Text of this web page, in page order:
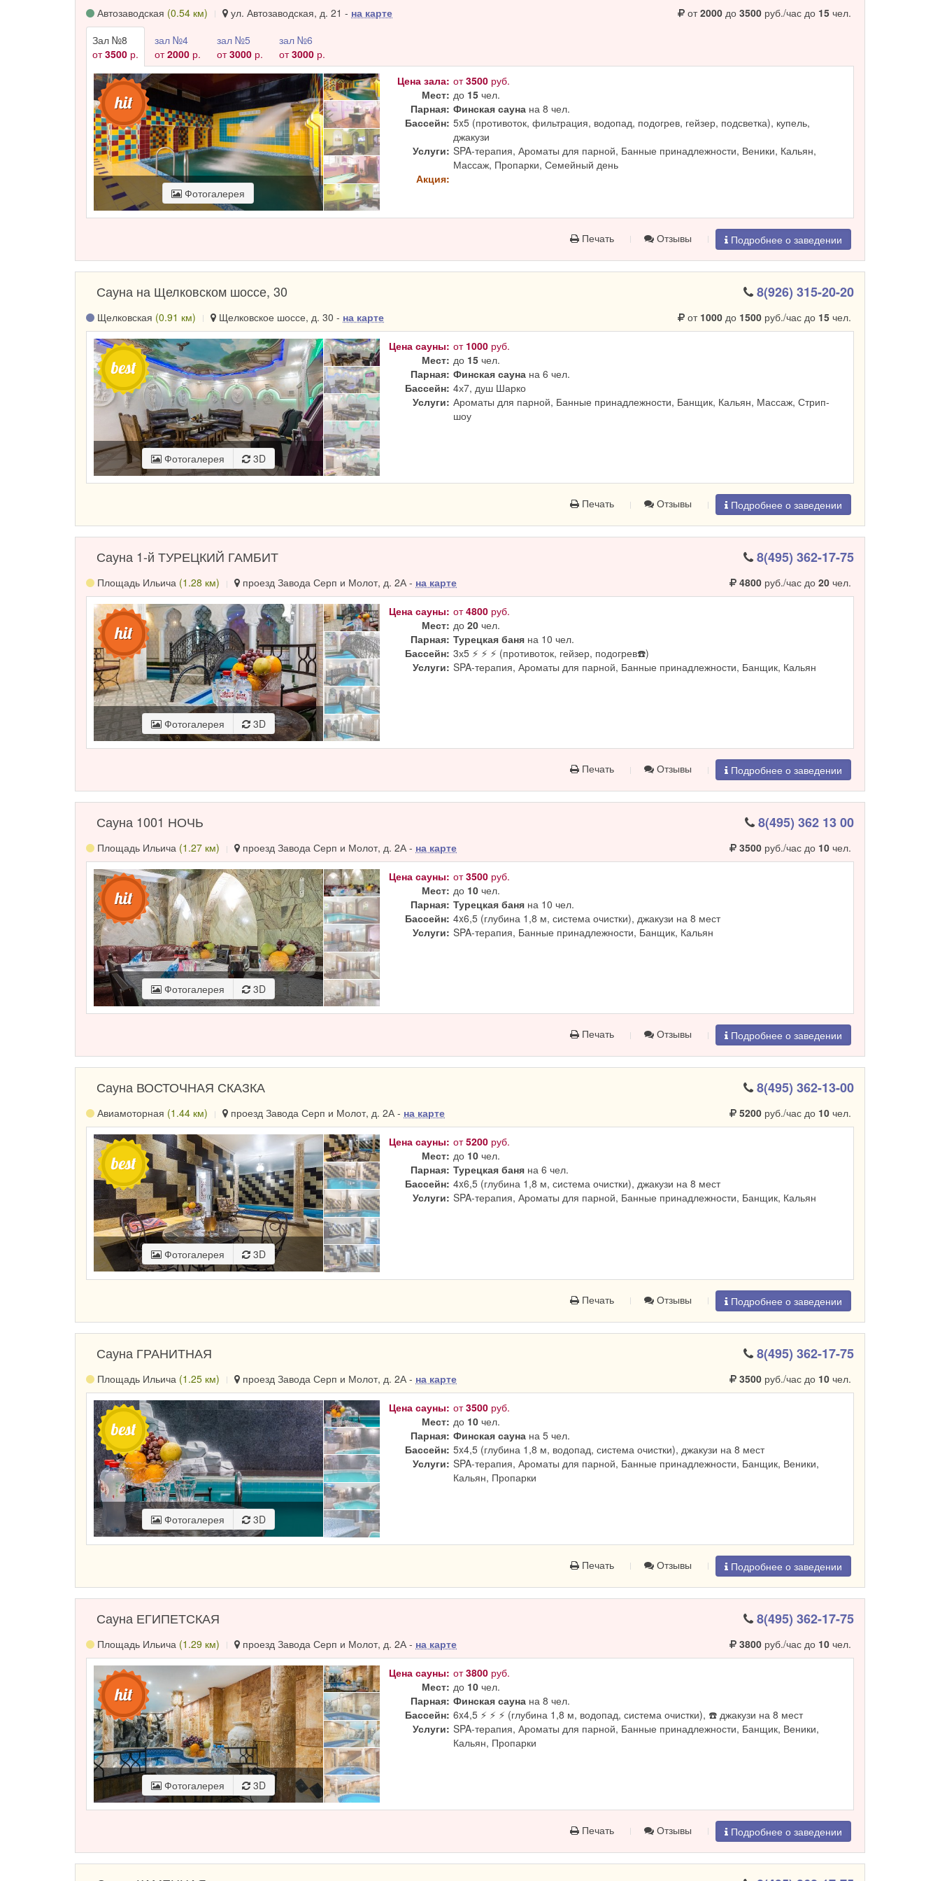
Автозаводская (0.54 км) ул. Автозаводская, д. 21 - на карте от2000до 3500руб./час до 15чел.
Зал №8
от3500 р.
зал №4
от2000 р.
зал №5
от3000 р.
зал №6
от3000 р.
Фотогалерея
Цена зала: от3500 руб.
Мест: до 15 чел.
Парная: Финская сауна на 8 чел.
Бассейн: 5x5 (противоток, фильтрация, водопад, подогрев, гейзер, подсветка), купель,
джакузи
Услуги: SPA-терапия, Ароматы для парной, Банные принадлежности, Веники, Кальян,
Массаж, Пропарки, Семейный день
Акция:
Печать Отзывы Подробнее о заведении
Сауна на Щелковском шоссе, 30 8(926) 315-20-20
Щелковская (0.91 км) Щелковское шоссе, д. 30 - на карте от 1000до 1500руб./час до 15чел.
Фотогалерея 3D
Цена сауны: от 1000 руб.
Мест: до 15 чел.
Парная: Финская сауна на 6 чел.
Бассейн: 4х7, душ Шарко
Услуги: Ароматы для парной, Банные принадлежности, Банщик, Кальян, Массаж, Стрип-
шоу
Печать Отзывы Подробнее о заведении
Сауна 1-й ТУРЕЦКИЙ ГАМБИТ 8(495) 362-17-75
Площадь Ильича (1.28 км) проезд Завода Серп и Молот, д. 2А - на карте 4800руб./час до 20чел.
Фотогалерея 3D
Цена сауны: от4800 руб.
Мест: до20 чел.
Парная: Турецкая баня на 10 чел.
Бассейн: 3х5 ⚡ ⚡ ⚡ (противоток, гейзер, подогрев☎️)
Услуги: SPA-терапия, Ароматы для парной, Банные принадлежности, Банщик, Кальян
Печать Отзывы Подробнее о заведении
Сауна 1001 НОЧЬ 8(495) 362 13 00
Площадь Ильича (1.27 км) проезд Завода Серп и Молот, д. 2А - на карте 3500руб./час до 10чел.
Фотогалерея 3D
Цена сауны: от3500 руб.
Мест: до 10 чел.
Парная: Турецкая баня на 10 чел.
Бассейн: 4x6,5 (глубина 1,8 м, система очистки), джакузи на 8 мест
Услуги: SPA-терапия, Банные принадлежности, Банщик, Кальян
Печать Отзывы Подробнее о заведении
Сауна ВОСТОЧНАЯ СКАЗКА 8(495) 362-13-00
Авиамоторная (1.44 км) проезд Завода Серп и Молот, д. 2А - на карте 5200руб./час до 10чел.
Фотогалерея 3D
Цена сауны: от5200 руб.
Мест: до 10 чел.
Парная: Турецкая баня на 6 чел.
Бассейн: 4x6,5 (глубина 1,8 м, система очистки), джакузи на 8 мест
Услуги: SPA-терапия, Ароматы для парной, Банные принадлежности, Банщик, Кальян
Печать Отзывы Подробнее о заведении
Сауна ГРАНИТНАЯ 8(495) 362-17-75
Площадь Ильича (1.25 км) проезд Завода Серп и Молот, д. 2А - на карте 3500руб./час до 10чел.
Фотогалерея 3D
Цена сауны: от3500 руб.
Мест: до 10 чел.
Парная: Финская сауна на 5 чел.
Бассейн: 5x4,5 (глубина 1,8 м, водопад, система очистки), джакузи на 8 мест
Услуги: SPA-терапия, Ароматы для парной, Банные принадлежности, Банщик, Веники,
Кальян, Пропарки
Печать Отзывы Подробнее о заведении
Сауна ЕГИПЕТСКАЯ 8(495) 362-17-75
Площадь Ильича (1.29 км) проезд Завода Серп и Молот, д. 2А - на карте 3800руб./час до 10чел.
Фотогалерея 3D
Цена сауны: от3800 руб.
Мест: до 10 чел.
Парная: Финская сауна на 8 чел.
Бассейн: 6x4,5 ⚡ ⚡ ⚡ (глубина 1,8 м, водопад, система очистки), ☎️ джакузи на 8 мест
Услуги: SPA-терапия, Ароматы для парной, Банные принадлежности, Банщик, Веники,
Кальян, Пропарки
Печать Отзывы Подробнее о заведении